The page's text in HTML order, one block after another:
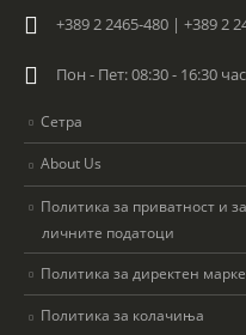
+389 2 2465-480 | +389 2
Пон - Пет: 08:30 - 16:30
Сетра
About Us
Политика за приватност и
личните податоци
Политика за директен
Политика за колачиња